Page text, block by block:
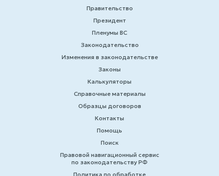
Правительство
Президент
Пленумы ВС
Законодательство
Изменения в законодательстве
Законы
Калькуляторы
Справочные материалы
Образцы договоров
Контакты
Помощь
Поиск
Правовой навигационный сервис
по законодательству РФ
Политика по обработке